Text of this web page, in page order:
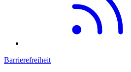
Barrierefreiheit